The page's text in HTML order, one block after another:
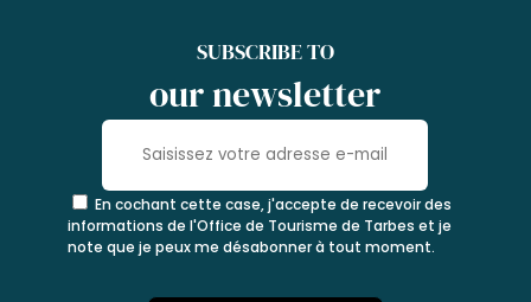
SUBSCRIBE TO
our newsletter
En cochant cette case, j'accepte de recevoir des
informations de l'Office de Tourisme de Tarbes et je
note que je peux me désabonner à tout moment.